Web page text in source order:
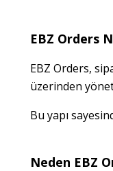
EBZ Orders
EBZ Orders,
üzerinden
Bu yapı
Neden EBZ